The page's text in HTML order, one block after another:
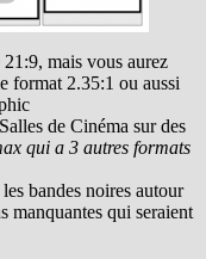
21:9, mais vous aurez
format 2.35:1 ou aussi
de Cinéma sur des
qui a 3 autres formats
bandes noires autour
manquantes qui seraient